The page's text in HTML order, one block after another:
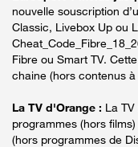
nouvelle souscription
Classic, Livebox Up ou
Fibre ou Smart TV.
chaine (hors contenus
La TV d'Orange : La
programmes (hors
(hors programmes de